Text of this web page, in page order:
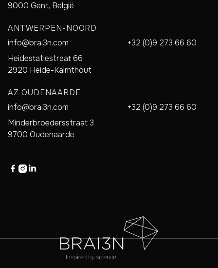
9000 Gent, België
ANTWERPEN-NOORD
info@brai3n.com
+32 (0)9 273 66 60
Heidestatiestraat 66
2920 Heide-Kalmthout
AZ OUDENAARDE
info@brai3n.com
+32 (0)9 273 66 60
Minderbroedersstraat 3
9700 Oudenaarde
  